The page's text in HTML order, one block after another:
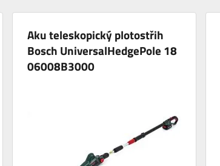
Aku teleskopický plotostřih
Bosch UniversalHedgePole 18
06008B3000